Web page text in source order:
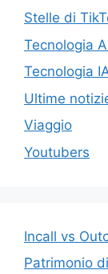
Stelle di
Tecnologia
Tecnologia
Ultime
Viaggio
Youtubers
Incall vs
Patrimonio